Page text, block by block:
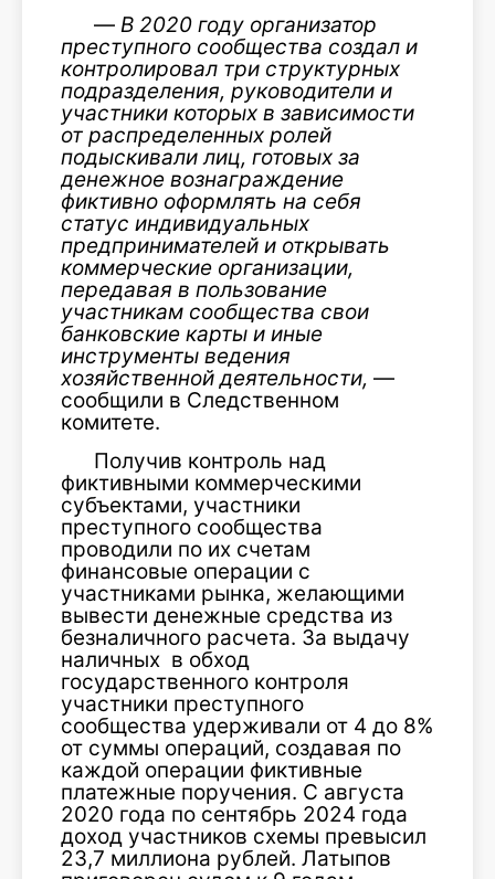
— В 2020 году организатор
преступного сообщества создал и
контролировал три структурных
подразделения, руководители и
участники которых в зависимости
от распределенных ролей
подыскивали лиц, готовых за
денежное вознаграждение
фиктивно оформлять на себя
статус индивидуальных
предпринимателей и открывать
коммерческие организации,
передавая в пользование
участникам сообщества свои
банковские карты и иные
инструменты ведения
хозяйственной деятельности, —
сообщили в Следственном
комитете.
Получив контроль над
фиктивными коммерческими
субъектами, участники
преступного сообщества
проводили по их счетам
финансовые операции с
участниками рынка, желающими
вывести денежные средства из
безналичного расчета. За выдачу
наличных в обход
государственного контроля
участники преступного
сообщества удерживали от 4 до 8%
от суммы операций, создавая по
каждой операции фиктивные
платежные поручения. С августа
2020 года по сентябрь 2024 года
доход участников схемы превысил
23,7 миллиона рублей. Латыпов